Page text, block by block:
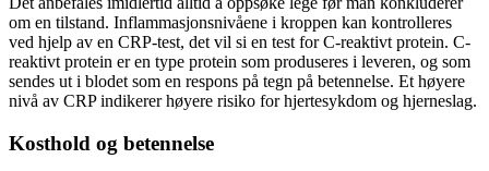
om en tilstand. Inflammasjonsnivåene i kroppen kan kontrolleres
ved hjelp av en CRP-test, det vil si en test for C-reaktivt protein. C-
reaktivt protein er en type protein som produseres i leveren, og som
sendes ut i blodet som en respons på tegn på betennelse. Et høyere
nivå av CRP indikerer høyere risiko for hjertesykdom og hjerneslag.
Kosthold og betennelse